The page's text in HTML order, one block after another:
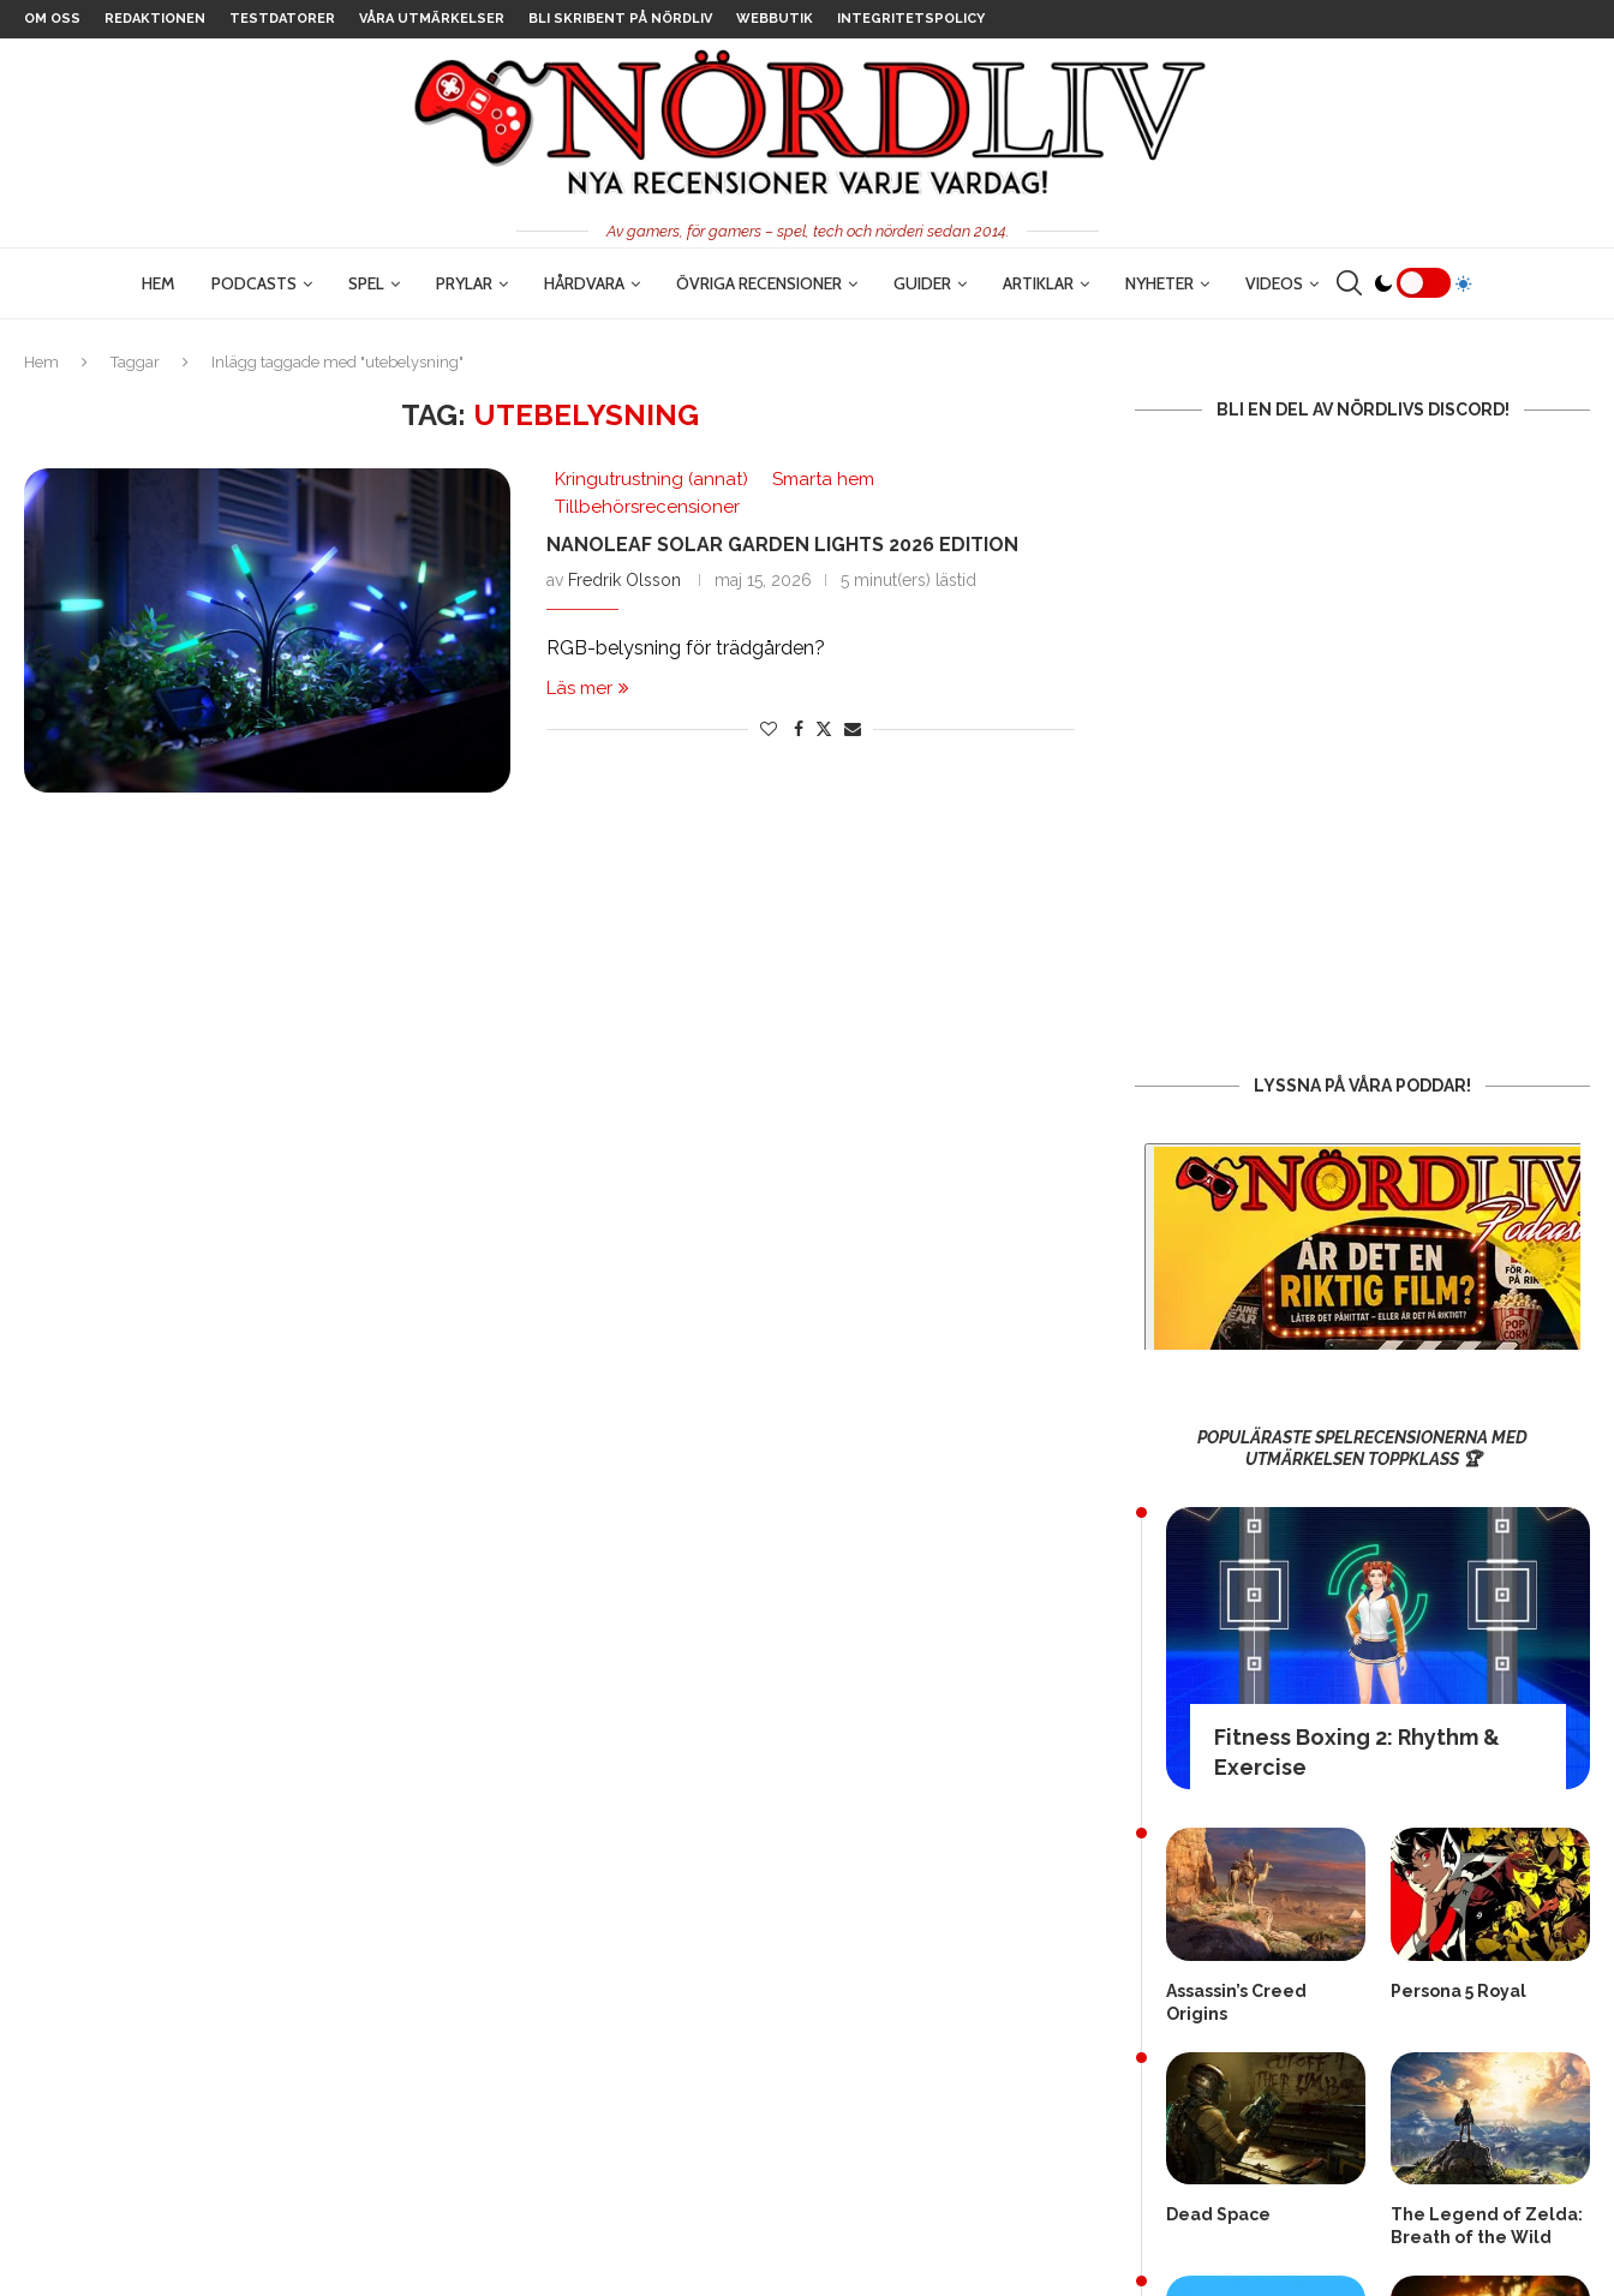
OM OSS REDAKTIONEN TESTDATORER VÅRA UTMÄRKELSER BLI SKRIBENT PÅ NÖRDLIV WEBBUTIK INTEGRITETSPOLICY
Av gamers, för gamers – spel, tech och nörderi sedan 2014.
HEM PODCASTS SPEL PRYLAR HÅRDVARA ÖVRIGA RECENSIONER GUIDER ARTIKLAR NYHETER VIDEOS
Hem Taggar Inlägg taggade med "utebelysning"
TAG: UTEBELYSNING
Kringutrustning (annat)
Smarta hem
Tillbehörsrecensioner
NANOLEAF SOLAR GARDEN LIGHTS 2026 EDITION
av Fredrik Olsson maj 15, 2026 5 minut(ers) lästid
RGB-belysning för trädgården?
Läs mer
BLI EN DEL AV NÖRDLIVS DISCORD!
LYSSNA PÅ VÅRA PODDAR!
POPULÄRASTE SPELRECENSIONERNA MED
UTMÄRKELSEN TOPPKLASS 🏆
Fitness Boxing 2: Rhythm &
Exercise
Assassin’s Creed
Origins
Persona 5 Royal
Dead Space
The Legend of Zelda:
Breath of the Wild